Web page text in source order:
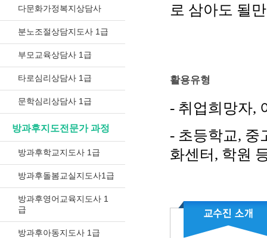
다문화가정복지상담사
분노조절상담지도사 1급
부모교육상담사 1급
타로심리상담사 1급
문학심리상담사 1급
방과후지도전문가 과정
방과후학교지도사 1급
방과후돌봄교실지도사1급
방과후영어교육지도사 1
급
방과후아동지도사 1급
로 삼아도 될
활용유형
- 취업희망자,
- 초등학교, 중
화센터, 학원